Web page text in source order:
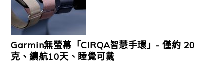
Garmin無螢幕「CIRQA智慧手環」- 僅約 20
克、續航10天、睡覺可戴